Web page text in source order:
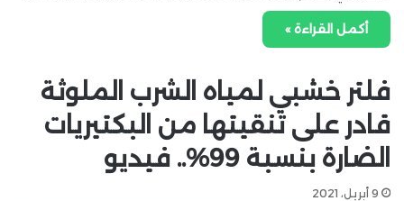
أكمل القراءة »
فلتر خشبي لمياه الشرب الملوثة
قادر على تنقيتها من البكتيريات
الضارة بنسبة 99%.. فيديو
9 أبريل، 2021